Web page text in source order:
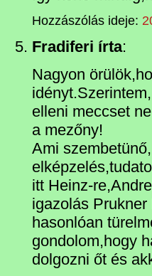
Hozzászólás ideje:
Fradiferi írta:
Nagyon
elleni meccset
a mezőny!
Ami
itt Heinz-
igazolás
hasonlóan
gondolom,hogy
dolgozni őt és